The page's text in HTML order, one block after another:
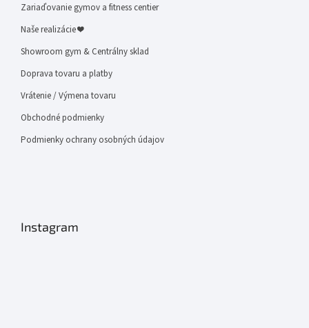
Zariaďovanie gymov a fitness centier
Naše realizácie ❤
Showroom gym & Centrálny sklad
Doprava tovaru a platby
Vrátenie / Výmena tovaru
Obchodné podmienky
Podmienky ochrany osobných údajov
Instagram